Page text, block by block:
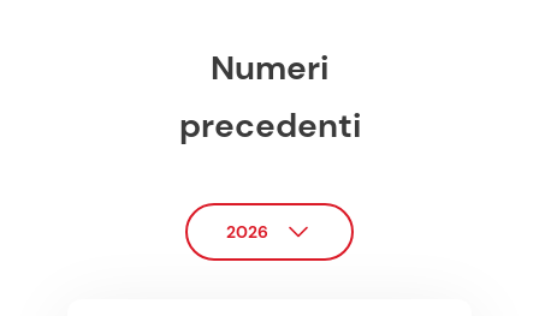
Numeri
precedenti
2026